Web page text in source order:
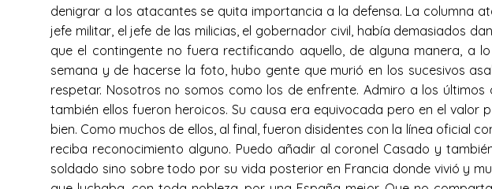
denigrar a los atacantes se quita importancia a la defensa. La columna
jefe militar, el jefe de las milicias, el gobernador civil, había demasiados
que el contingente no fuera rectificando aquello, de alguna manera, a
semana y de hacerse la foto, hubo gente que murió en los sucesivos
respetar. Nosotros no somos como los de enfrente. Admiro a los
también ellos fueron heroicos. Su causa era equivocada pero en el valor
bien. Como muchos de ellos, al final, fueron disidentes con la línea oficial
reciba reconocimiento alguno. Puedo añadir al coronel Casado y
soldado sino sobre todo por su vida posterior en Francia donde vivió y